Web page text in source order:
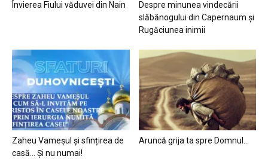
Învierea Fiului văduvei din Nain
Despre minunea vindecării
slăbănogului din Capernaum și
Rugăciunea inimii
Zaheu Vameșul și sfințirea de
casă… Și nu numai!
Aruncă grija ta spre Domnul…